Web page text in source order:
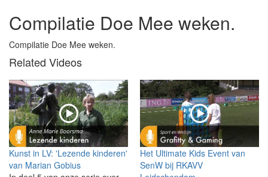
Compilatie Doe Mee weken.
Compilatie Doe Mee weken.
Related Videos
Kunst in LV: 'Lezende kinderen'
van Marian Gobius
Het Ultimate Kids Event van
SenW bij RKAVV